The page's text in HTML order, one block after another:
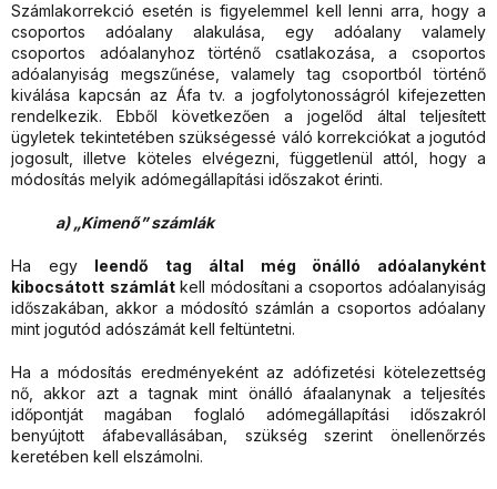
Számlakorrekció esetén is figyelemmel kell lenni arra, hogy a
csoportos adóalany alakulása, egy adóalany valamely
csoportos adóalanyhoz történő csatlakozása, a csoportos
adóalanyiság megszűnése, valamely tag csoportból történő
kiválása kapcsán az Áfa tv. a jogfolytonosságról kifejezetten
rendelkezik. Ebből következően a jogelőd által teljesített
ügyletek tekintetében szükségessé váló korrekciókat a jogutód
jogosult, illetve köteles elvégezni, függetlenül attól, hogy a
módosítás melyik adómegállapítási időszakot érinti.
a) „Kimenő” számlák
Ha egy leendő tag által még önálló adóalanyként
kibocsátott számlát kell módosítani a csoportos adóalanyiság
időszakában, akkor a módosító számlán a csoportos adóalany
mint jogutód adószámát kell feltüntetni.
Ha a módosítás eredményeként az adófizetési kötelezettség
nő, akkor azt a tagnak mint önálló áfaalanynak a teljesítés
időpontját magában foglaló adómegállapítási időszakról
benyújtott áfabevallásában, szükség szerint önellenőrzés
keretében kell elszámolni.